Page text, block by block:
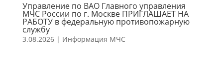
Управление по ВАО Главного управления
МЧС России по г. Москве ПРИГЛАШАЕТ НА
РАБОТУ в федеральную противопожарную
службу
3.08.2026| Информация МЧС